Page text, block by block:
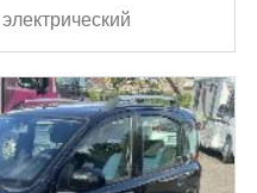
электрический